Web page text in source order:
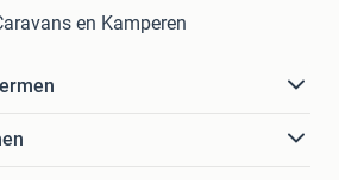
en Kamperen